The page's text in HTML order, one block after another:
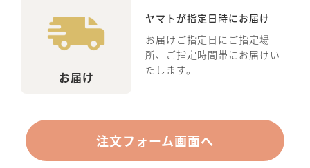
お届け
ヤマトが指定日時にお届け
お届けご指定日にご指定場
所、ご指定時間帯にお届けい
たします。
注文フォーム画面へ